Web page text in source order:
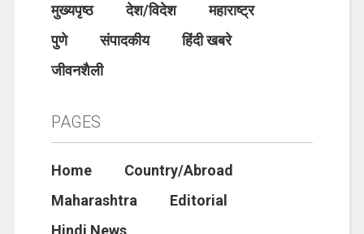
मुख्यपृष्ठ देश/विदेश
महाराष्ट्र
पुणे
संपादकीय
हिंदी खबरे
जीवनशैली
PAGES
Home
Country/Abroad
Maharashtra
Editorial
Hindi News